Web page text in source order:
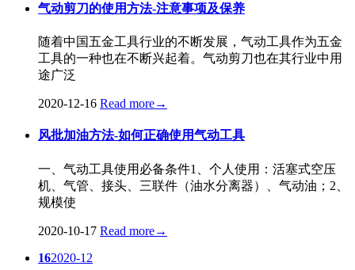
气动剪刀的使用方法-注意事项及保养
随着中国五金工具行业的不断发展，气动工具作为五金
工具的一种也在不断兴起着。气动剪刀也在其行业中用
途广泛
2020-12-16 Read more→
风批加油方法-如何正确使用气动工具
一、气动工具使用必备条件1、个人使用：活塞式空压
机、气管、接头、三联件（油水分离器）、气动油；2、
规模使
2020-10-17 Read more→
162020-12